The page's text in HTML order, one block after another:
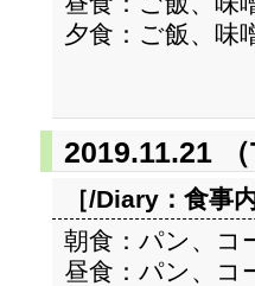
夕食：ご飯、味
2019.11.21 （
［/Diary： 食事
朝食：パン、コ
昼食：パン、コ